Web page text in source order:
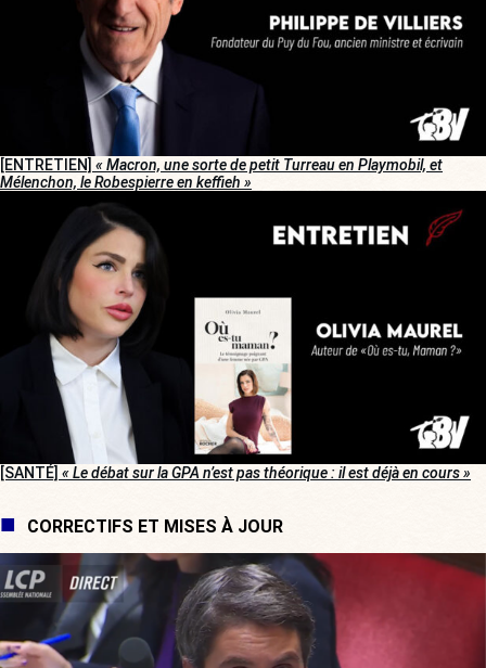
[ENTRETIEN] « Macron, une sorte de petit Turreau en Playmobil, et
Mélenchon, le Robespierre en keffieh »
[SANTÉ] « Le débat sur la GPA n’est pas théorique : il est déjà en cours »
CORRECTIFS ET MISES À JOUR